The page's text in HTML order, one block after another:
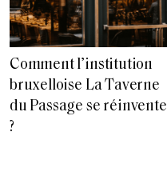
Comment l’institution
bruxelloise La Taverne
du Passage se réinvente
?